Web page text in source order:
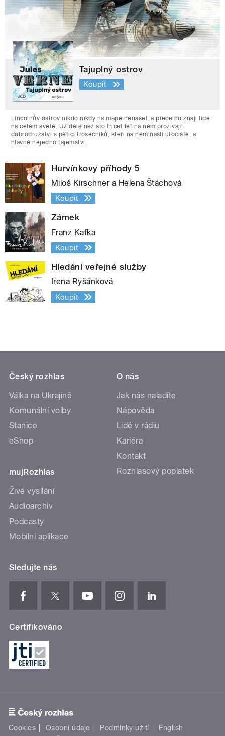
Tajuplný ostrov
Koupit
Lincolnův ostrov nikdo nikdy na mapě nenašel, a přece ho znají lidé
na celém světě. Už déle než sto třicet let na něm prožívají
dobrodružství s pěticí trosečníků, kteří na něm našli útočiště, a
hlavně nejedno tajemství.
Hurvínkovy příhody 5
Miloš Kirschner a Helena Štáchová
Koupit
Zámek
Franz Kafka
Koupit
Hledání veřejné služby
Irena Ryšánková
Koupit
Český rozhlas
Válka na Ukrajině
Komunální volby
Stanice
eShop
mujRozhlas
Živé vysílání
Audioarchiv
Podcasty
Mobilní aplikace
O nás
Jak nás naladíte
Nápověda
Lidé v rádiu
Kariéra
Kontakt
Rozhlasový poplatek
Sledujte nás
Certifikováno
Cookies Osobní údaje Podmínky užití English